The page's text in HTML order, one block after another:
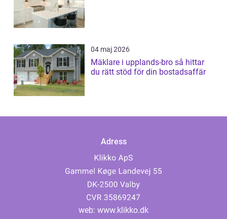
04 maj 2026
Mäklare i upplands-bro så hittar
du rätt stöd för din bostadsaffär
Adress
web: www.klikko.dk